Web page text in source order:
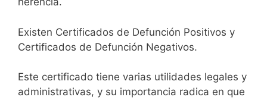
Existen Certificados de Defunción Positivos y
Certificados de Defunción Negativos.
Este certificado tiene varias utilidades legales y
administrativas, y su importancia radica en que